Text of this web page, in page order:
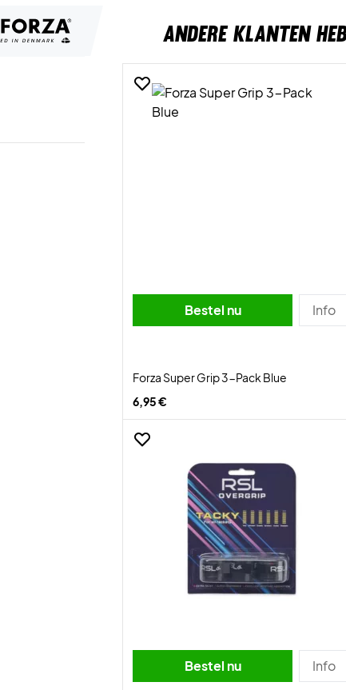
ANDERE KLANTEN
Bestel nu Info
Forza Super Grip 3-Pack Blue
6,95 €
Bestel nu Info